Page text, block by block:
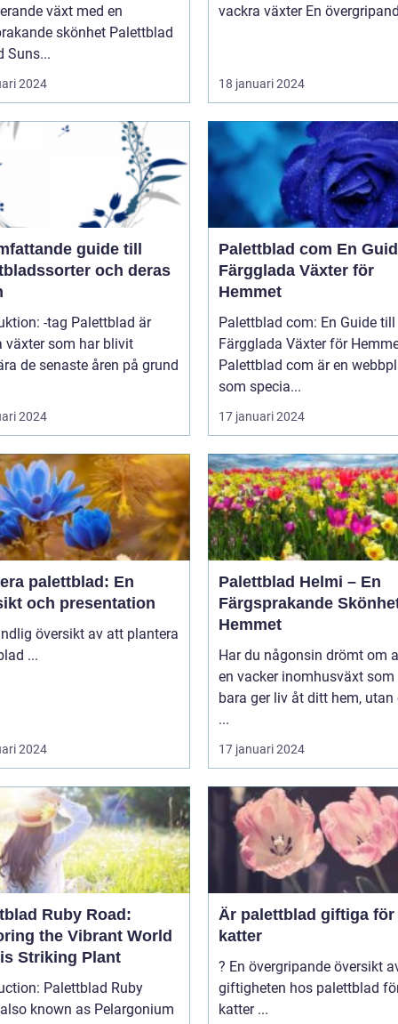
växt med en
skönhet Palettblad
Suns...
2024
vackra växter En
18 januari 2024
guide till
och deras
-tag Palettblad är
växter som har blivit
de senaste åren på grund
2024
Palettblad com En Guide till
Färgglada Växter för
Hemmet
Palettblad com: En Guide till
Färgglada Växter för
Palettblad com är en
som specia...
17 januari 2024
palettblad: En
och presentation
översikt av att plantera
palettblad ...
2024
Palettblad Helmi – En
Färgsprakande
Hemmet
Har du någonsin drömt om
en vacker inomhusväxt som
bara ger liv åt ditt hem, utan
...
17 januari 2024
Ruby Road:
the Vibrant World
Striking Plant
Palettblad Ruby
known as Pelargonium
Är palettblad giftiga för
katter
? En övergripande översikt av
giftigheten hos palettblad
katter ...